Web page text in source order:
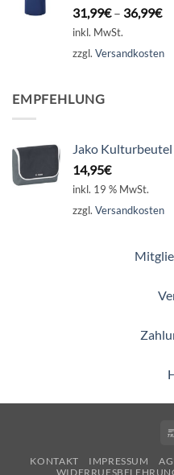
31,99€– 36,99€
inkl. MwSt.
zzgl. Versandkosten
EMPFEHLUNG
Jako
14,95€
inkl. 19 % MwSt.
zzgl. Versandkosten
KONTAKT IMPRESSUM